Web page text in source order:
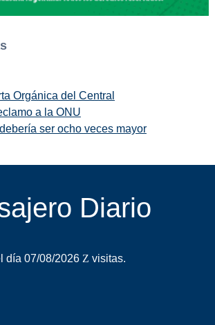
Orgánica del Central
a la ONU
ser ocho veces mayor
Diario
día 07/08/2026 visitas.